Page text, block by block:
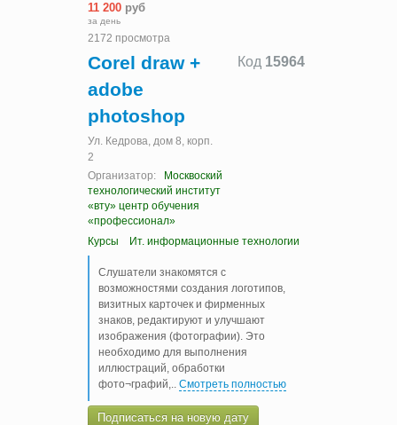
11 200 руб
за день
2172 просмотра
Код 15964
Corel draw +
adobe
photoshop
Ул. Кедрова, дом 8, корп.
2
Организатор:
Москвоский
технологический институт
«вту» центр обучения
«профессионал»
Курсы
Ит. информационные технологии
Слушатели знакомятся с
возможностями создания логотипов,
визитных карточек и фирменных
знаков, редактируют и улучшают
изображения (фотографии). Это
необходимо для выполнения
иллюстраций, обработки
фото¬графий,.. Смотреть полностью
Подписаться на новую дату